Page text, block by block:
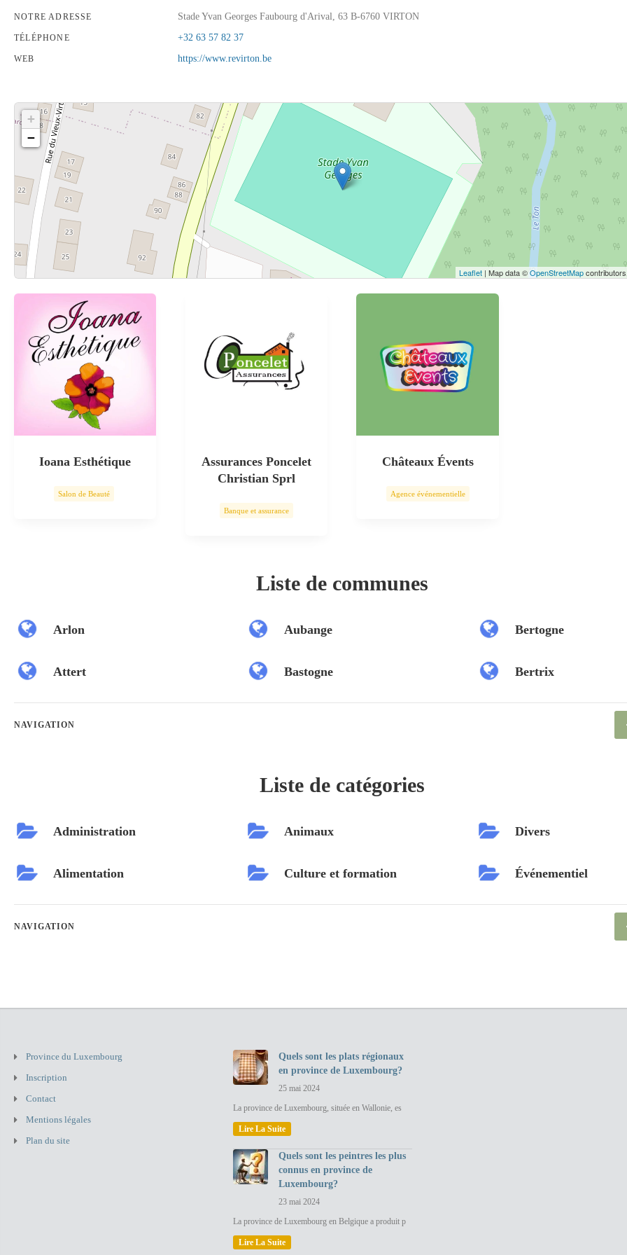
NOTRE ADRESSE Stade Yvan Georges Faubourg d'Arival, 63 B-6760 VIRTON
TÉLÉPHONE +32 63 57 82 37
WEB https://www.revirton.be
Cliquez sur le bouton pour afficher la carte.
+
−
Leaflet| Map data ©OpenStreetMapcontributors,
Ioana Esthétique
Salon de Beauté
Assurances Poncelet
Christian Sprl
Banque et assurance
Châteaux Évents
Agence événementielle
Liste de communes
Arlon
Attert
Aubange
Bastogne
Bertogne
Bertrix
NAVIGATION
Liste de catégories
Administration
Alimentation
Animaux
Culture et formation
Divers
Événementiel
NAVIGATION
Province du Luxembourg
Inscription
Contact
Mentions légales
Plan du site
Quels sont les plats régionaux
en province de Luxembourg?
25 mai 2024
La province de Luxembourg, située en Wallonie, es
Lire La Suite
Quels sont les peintres les plus
connus en province de
Luxembourg?
23 mai 2024
La province de Luxembourg en Belgique a produit p
Lire La Suite